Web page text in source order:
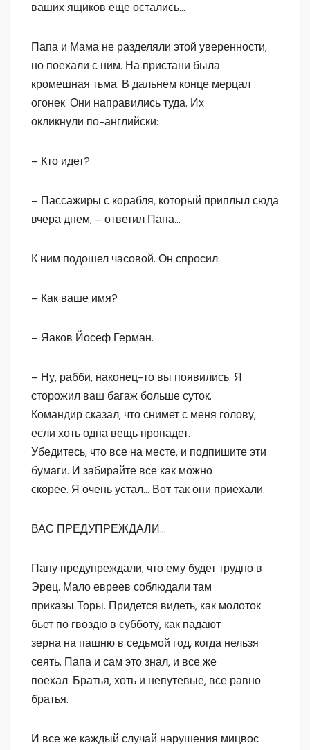
ваших ящиков еще остались…
Папа и Мама не разделяли этой уверенности,
но поехали с ним. На пристани была
кромешная тьма. В дальнем конце мерцал
огонек. Они направились туда. Их
окликнули по-английски:
– Кто идет?
– Пассажиры с корабля, который приплыл сюда
вчера днем, – ответил Папа…
К ним подошел часовой. Он спросил:
– Как ваше имя?
– Яаков Йосеф Герман.
– Ну, рабби, наконец-то вы появились. Я
сторожил ваш багаж больше суток.
Командир сказал, что снимет с меня голову,
если хоть одна вещь пропадет.
Убедитесь, что все на месте, и подпишите эти
бумаги. И забирайте все как можно
скорее. Я очень устал… Вот так они приехали.
ВАС ПРЕДУПРЕЖДАЛИ…
Папу предупреждали, что ему будет трудно в
Эрец. Мало евреев соблюдали там
приказы Торы. Придется видеть, как молоток
бьет по гвоздю в субботу, как падают
зерна на пашню в седьмой год, когда нельзя
сеять. Папа и сам это знал, и все же
поехал. Братья, хоть и непутевые, все равно
братья.
И все же каждый случай нарушения мицвос